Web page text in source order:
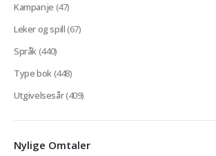
Kampanje (47)
Leker og spill(67)
Språk(440)
Type bok(448)
Utgivelsesår(409)
Nylige Omtaler